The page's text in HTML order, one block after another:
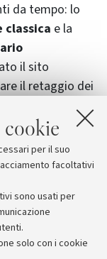
cookie
per il suo
facoltativi
sono usati per
solo con i cookie
da tempo: lo
classica e la
il sito
il retaggio dei
massmedialidi
e alla
curato anche
seconda